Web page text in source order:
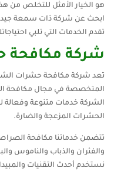
هو الخيار الأمثل للتخلص من
ابحث عن شركة ذات سمعة جيدة
تقدم الخدمات التي تلبي
شركة مكافحة
تعد شركة مكافحة حشرات
المتخصصة في مجال مكافحة
الشركة خدمات متنوعة وفعالة
الحشرات المزعجة والضارة.
تتضمن خدماتنا مكافحة
والفئران والذباب والناموس
نستخدم أحدث التقنيات